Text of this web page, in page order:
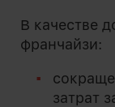
В качестве
франчайзи:
затрат